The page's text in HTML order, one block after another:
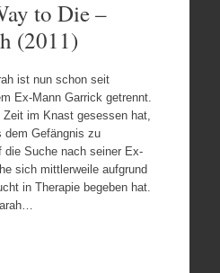
to Die –
(2011)
ist nun schon seit
Ex-Mann Garrick getrennt.
Zeit im Knast gesessen hat,
dem Gefängnis zu
die Suche nach seiner Ex-
sich mittlerweile aufgrund
in Therapie begeben hat.